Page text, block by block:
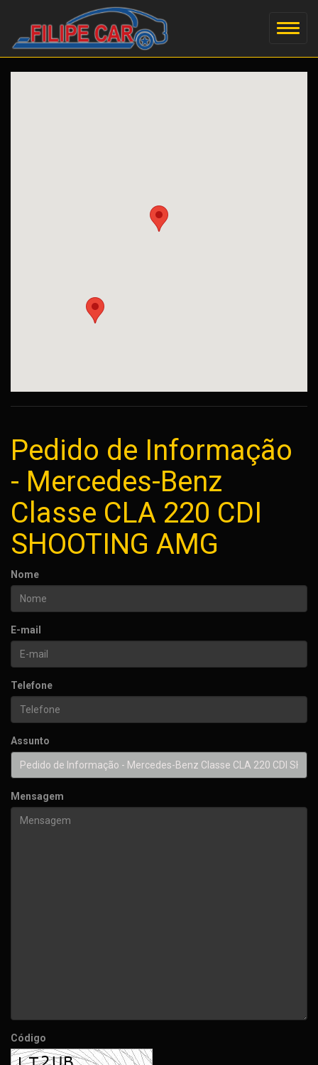
Pedido de Informação
- Mercedes-Benz
Classe CLA 220 CDI
SHOOTING AMG
Nome
E-mail
Telefone
Assunto
Mensagem
Código